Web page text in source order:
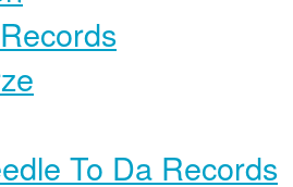
To Da Records